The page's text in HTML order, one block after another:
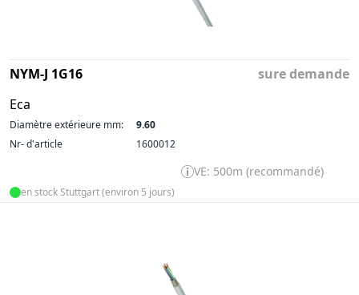
NYM-J 1G16
Eca
sure demande
Diamètre extérieure mm:
9.60
Nr- d'article
1600012
VE: 500m (recommandé)
en stock Stuttgart (environ 5 jours)